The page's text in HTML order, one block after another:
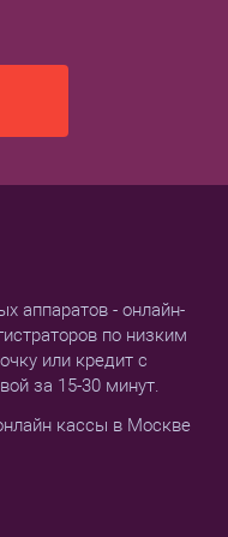
аппаратов - онлайн-
по низким
или кредит с
за 15-30 минут.
кассы в Москве